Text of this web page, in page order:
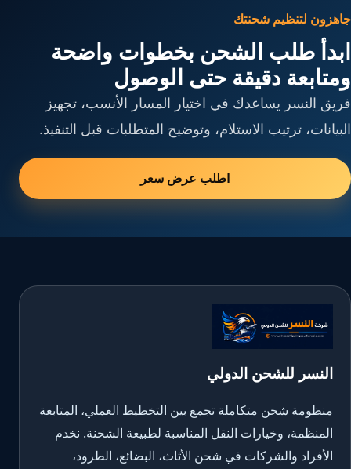
جاهزون لتنظيم شحنتك
ابدأ طلب الشحن بخطوات واضحة
ومتابعة دقيقة حتى الوصول
فريق النسر يساعدك في اختيار المسار الأنسب، تجهيز
البيانات، ترتيب الاستلام، وتوضيح المتطلبات قبل التنفيذ.
اطلب عرض سعر
النسر للشحن الدولي
منظومة شحن متكاملة تجمع بين التخطيط العملي، المتابعة
المنظمة، وخيارات النقل المناسبة لطبيعة الشحنة. نخدم
الأفراد والشركات في شحن الأثاث، البضائع، الطرود،